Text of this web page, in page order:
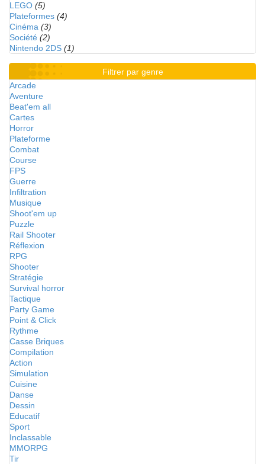
LEGO (5)
Plateformes (4)
Cinéma (3)
Société (2)
Nintendo 2DS (1)
Filtrer par genre
Arcade
Aventure
Beat'em all
Cartes
Horror
Plateforme
Combat
Course
FPS
Guerre
Infiltration
Musique
Shoot'em up
Puzzle
Rail Shooter
Réflexion
RPG
Shooter
Stratégie
Survival horror
Tactique
Party Game
Point & Click
Rythme
Casse Briques
Compilation
Action
Simulation
Cuisine
Danse
Dessin
Educatif
Sport
Inclassable
MMORPG
Tir